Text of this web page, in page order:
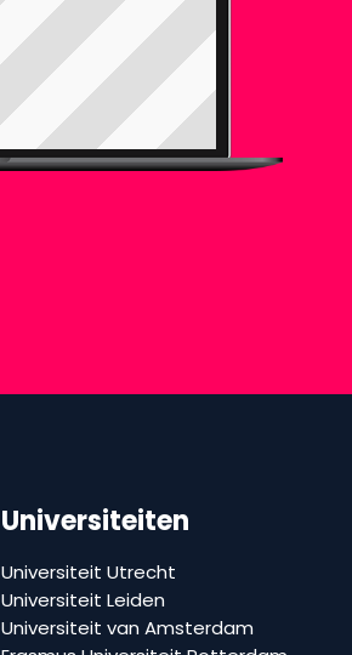
Universiteiten
Universiteit Utrecht
Universiteit Leiden
Universiteit van Amsterdam